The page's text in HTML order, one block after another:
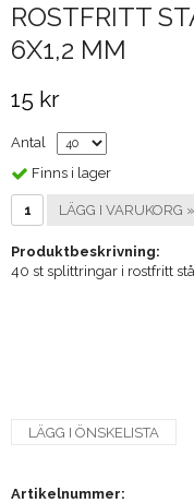
ROSTFRITT
6X1,2 MM
15 kr
Antal
Finns i lager
LÄGG I VARUKORG »
Produktbeskrivning:
40 st splittringar i rostfritt
LÄGG I ÖNSKELISTA
Artikelnummer: